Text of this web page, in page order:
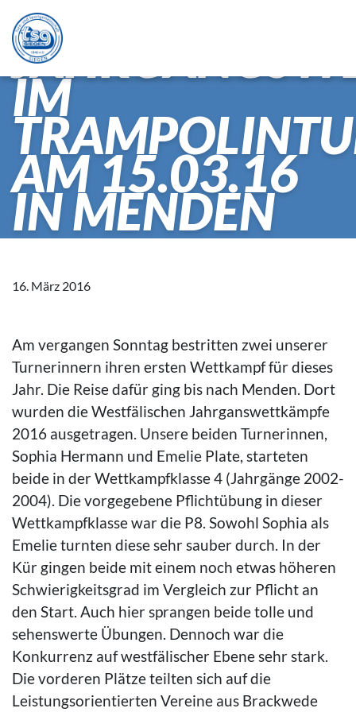
WESTF.
IM
AM 15.03.16
IN MENDEN
16. März 2016
Am vergangen Sonntag bestritten zwei unserer
Turnerinnern ihren ersten Wettkampf für dieses
Jahr. Die Reise dafür ging bis nach Menden. Dort
wurden die Westfälischen Jahrganswettkämpfe
2016 ausgetragen. Unsere beiden Turnerinnen,
Sophia Hermann und Emelie Plate, starteten
beide in der Wettkampfklasse 4 (Jahrgänge 2002-
2004). Die vorgegebene Pflichtübung in dieser
Wettkampfklasse war die P8. Sowohl Sophia als
Emelie turnten diese sehr sauber durch. In der
Kür gingen beide mit einem noch etwas höheren
Schwierigkeitsgrad im Vergleich zur Pflicht an
den Start. Auch hier sprangen beide tolle und
sehenswerte Übungen. Dennoch war die
Konkurrenz auf westfälischer Ebene sehr stark.
Die vorderen Plätze teilten sich auf die
Leistungsorientierten Vereine aus Brackwede